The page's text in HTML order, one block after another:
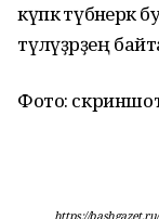
күпкә
түләүҙәрҙең
Фото:
https://